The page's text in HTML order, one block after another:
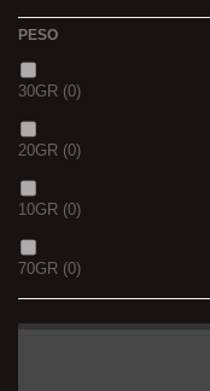
PESO
30GR (0)
20GR (0)
10GR (0)
70GR (0)